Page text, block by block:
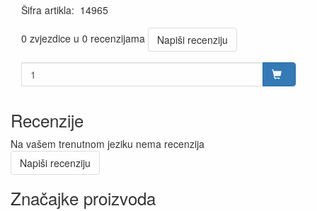
Šifra artikla: 14965
0 zvjezdice u 0 recenzijama
Napiši recenziju
Recenzije
Na vašem trenutnom jeziku nema recenzija
Napiši recenziju
Značajke proizvoda